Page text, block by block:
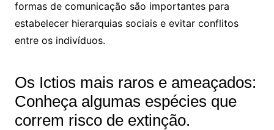
formas de comunicação são importantes para
estabelecer hierarquias sociais e evitar conflitos
entre os indivíduos.
Os Ictios mais raros e ameaçados:
Conheça algumas espécies que
correm risco de extinção.